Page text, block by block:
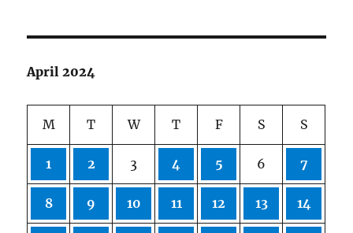
April 2024
M T W T F S S
1 2 3 4 5 6 7
8 9 10 11 12 13 14